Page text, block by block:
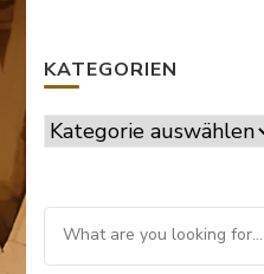
KATEGORIEN
Kategorien
Looking
for